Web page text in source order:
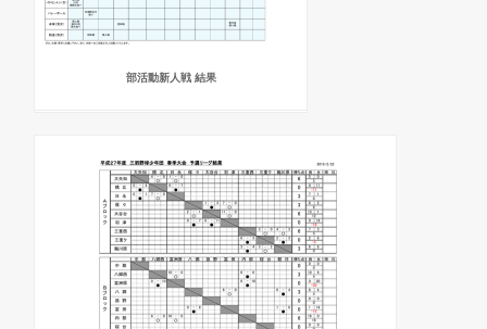
部活動新人戦 結果